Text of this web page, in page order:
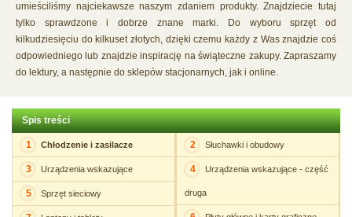
umieściliśmy najciekawsze naszym zdaniem produkty. Znajdziecie tutaj
tylko sprawdzone i dobrze znane marki. Do wyboru sprzęt od
kilkudziesięciu do kilkuset złotych, dzięki czemu każdy z Was znajdzie coś
odpowiedniego lub znajdzie inspirację na świąteczne zakupy. Zapraszamy
do lektury, a następnie do sklepów stacjonarnych, jak i online.
Spis treści
1 Chłodzenie i zasilacze
3 Urządzenia wskazujące
5 Sprzęt sieciowy
2 Słuchawki i obudowy
4 Urządzenia wskazujące - część
druga